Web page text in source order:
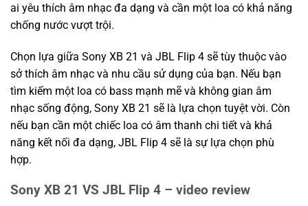
ai yêu thích âm nhạc đa dạng và cần một loa có khả năng
chống nước vượt trội.
Chọn lựa giữa Sony XB 21 và JBL Flip 4 sẽ tùy thuộc vào
sở thích âm nhạc và nhu cầu sử dụng của bạn. Nếu bạn
tìm kiếm một loa có bass mạnh mẽ và không gian âm
nhạc sống động, Sony XB 21 sẽ là lựa chọn tuyệt vời. Còn
nếu bạn cần một chiếc loa có âm thanh chi tiết và khả
năng kết nối đa dạng, JBL Flip 4 sẽ là sự lựa chọn phù
hợp.
Sony XB 21 VS JBL Flip 4 – video review